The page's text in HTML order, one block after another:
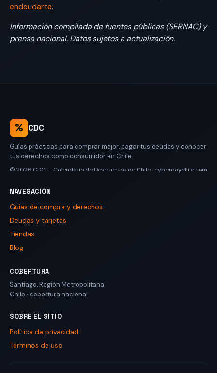
endeudarte.
Información compilada de fuentes públicas (SERNAC) y
prensa nacional. Datos sujetos a actualización.
% CDC
Guías prácticas para comprar mejor, pagar tus deudas y conocer
tus derechos como consumidor en Chile.
© 2026 CDC — Calendario de Descuentos de Chile· cyberdaychile.com
NAVEGACIÓN
Guías de compra y derechos
Deudas y tarjetas
Tiendas
Blog
COBERTURA
Santiago,Región Metropolitana
Chile · cobertura nacional
SOBRE EL SITIO
Política de privacidad
Términos de uso